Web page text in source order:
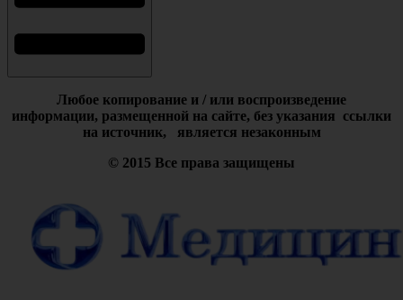
Любое копирование и / или воспроизведение
информации, размещенной на сайте, без указания ссылки
на источник, является незаконным
© 2015 Все права защищены